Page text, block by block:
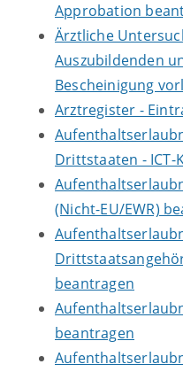
Approbation
Ärztliche
Auszubildenden
Bescheinigung
Arztregister -
Drittstaaten -
(Nicht-EU/EWR)
beantragen
beantragen